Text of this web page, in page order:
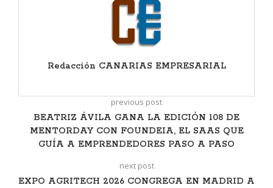
Redacción CANARIAS EMPRESARIAL
previous post
BEATRIZ ÁVILA GANA LA EDICIÓN 108 DE
MENTORDAY CON FOUNDEIA, EL SAAS QUE
GUÍA A EMPRENDEDORES PASO A PASO
next post
EXPO AGRITECH 2026 CONGREGA EN MADRID A